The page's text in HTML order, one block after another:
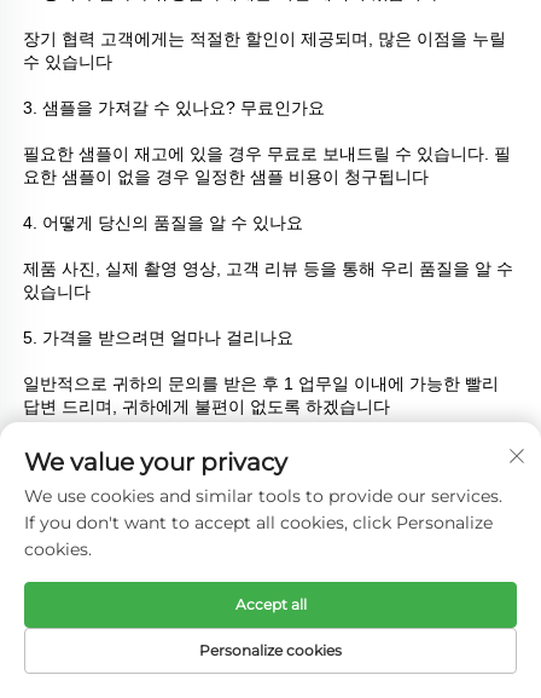
장기 협력 고객에게는 적절한 할인이 제공되며, 많은 이점을 누릴
수 있습니다
3. 샘플을 가져갈 수 있나요? 무료인가요
필요한 샘플이 재고에 있을 경우 무료로 보내드릴 수 있습니다. 필
요한 샘플이 없을 경우 일정한 샘플 비용이 청구됩니다
4. 어떻게 당신의 품질을 알 수 있나요
제품 사진, 실제 촬영 영상, 고객 리뷰 등을 통해 우리 품질을 알 수
있습니다
5. 가격을 받으려면 얼마나 걸리나요
일반적으로 귀하의 문의를 받은 후 1 업무일 이내에 가능한 빨리
답변 드리며, 귀하에게 불편이 없도록 하겠습니다
6. 어떻게 당신의 품질을 알 수 있나요
제품 사진, 실제 촬영 영상, 고객 리뷰 등을 통해 우리 품질을 알 수
있습니다
제품 수량과 처리 용이성에 따라 주문을 받으면 일반적으로 생산
속도를 높입니다.
We value your privacy
We use cookies and similar tools to provide our services.
If you don't want to accept all cookies, click Personalize
cookies.
Personalize cookies
Accept all